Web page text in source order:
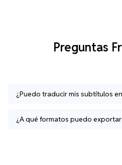
Preguntas
¿Puedo traducir mis subtítulos
¿A qué formatos puedo